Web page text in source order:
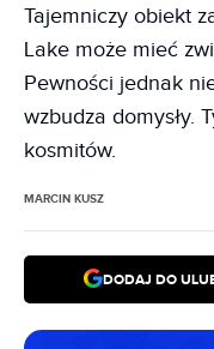
Tajemniczy obiekt
Lake może mieć
Pewności jednak
wzbudza domysły.
kosmitów.
MARCIN KUSZ
DODAJ DO